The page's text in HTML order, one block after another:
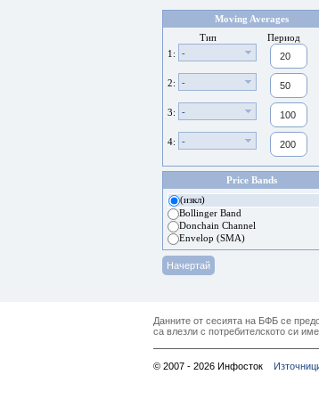
Moving Averages
Тип
Период
1:
-
2: -
3: -
4: -
Price Bands
(изкл)
Bollinger Band
Donchain Channel
Envelop (SMA)
Данните от сесията на БФБ се
са влезли с потребителското си
© 2007 - 2026 Инфосток